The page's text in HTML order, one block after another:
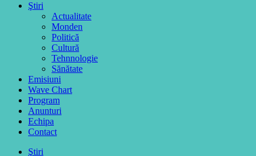
Ştiri
Actualitate
Monden
Politică
Cultură
Tehnnologie
Sănătate
Emisiuni
Wave Chart
Program
Anunturi
Echipa
Contact
Ştiri